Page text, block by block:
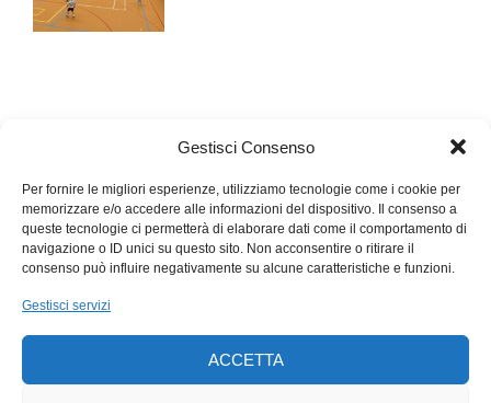
Gestisci Consenso
Per fornire le migliori esperienze, utilizziamo tecnologie come i cookie per
memorizzare e/o accedere alle informazioni del dispositivo. Il consenso a
queste tecnologie ci permetterà di elaborare dati come il comportamento di
navigazione o ID unici su questo sito. Non acconsentire o ritirare il
consenso può influire negativamente su alcune caratteristiche e funzioni.
Gestisci servizi
ACCETTA